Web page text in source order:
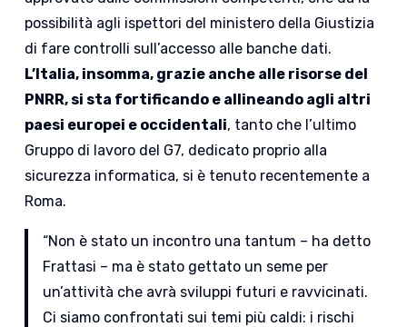
possibilità agli ispettori del ministero della Giustizia
di fare controlli sull’accesso alle banche dati.
L’Italia, insomma, grazie anche alle risorse del
PNRR, si sta fortificando e allineando agli altri
paesi europei e occidentali, tanto che l’ultimo
Gruppo di lavoro del G7, dedicato proprio alla
sicurezza informatica, si è tenuto recentemente a
Roma.
“Non è stato un incontro una tantum – ha detto
Frattasi – ma è stato gettato un seme per
un’attività che avrà sviluppi futuri e ravvicinati.
Ci siamo confrontati sui temi più caldi: i rischi